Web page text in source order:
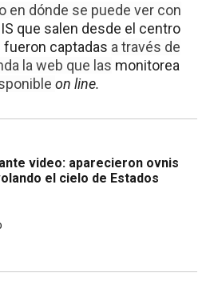
en dónde se puede ver con
que salen desde el centro
fueron captadas a través de
la web que las monitorea
on line.
video: aparecieron ovnis
el cielo de Estados